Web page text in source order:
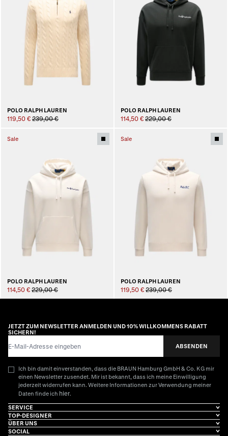
POLO RALPH LAUREN
119,50 € 239,00 €
POLO RALPH LAUREN
114,50 € 229,00 €
Sale
POLO RALPH LAUREN
114,50 € 229,00 €
Sale
POLO RALPH LAUREN
119,50 € 239,00 €
JETZT ZUM NEWSLETTER ANMELDEN UND 10% WILLKOMMENS RABATT
SICHERN!
ABSENDEN
Ich bin damit einverstanden, dass die BRAUN Hamburg GmbH & Co. KG mir
einen Newsletter zusendet. Mir ist bekannt, dass ich meine Einwilligung
jederzeit widerrufen kann. Weitere Informationen zur Verwendung meiner
Daten finde ich hier.
SERVICE
TOP-DESIGNER
ÜBER UNS
SOCIAL